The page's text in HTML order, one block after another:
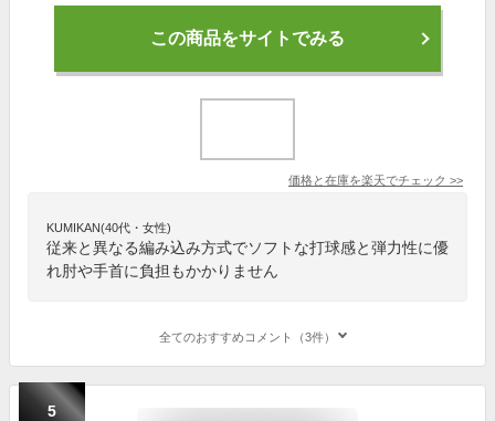
この商品をサイトでみる
価格と在庫を楽天でチェック >>
KUMIKAN(40代・女性)
従来と異なる編み込み方式でソフトな打球感と弾力性に優
れ肘や手首に負担もかかりません
全てのおすすめコメント（3件）
5